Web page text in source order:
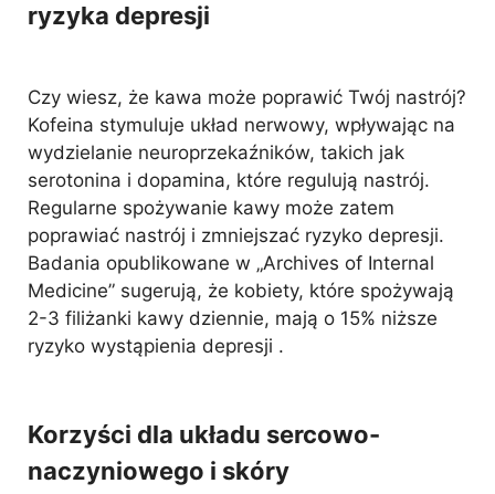
ryzyka depresji
Czy wiesz, że kawa może poprawić Twój nastrój?
Kofeina stymuluje układ nerwowy, wpływając na
wydzielanie neuroprzekaźników, takich jak
serotonina i dopamina, które regulują nastrój.
Regularne spożywanie kawy może zatem
poprawiać nastrój i zmniejszać ryzyko depresji.
Badania opublikowane w „Archives of Internal
Medicine” sugerują, że kobiety, które spożywają
2-3 filiżanki kawy dziennie, mają o 15% niższe
ryzyko wystąpienia depresji .
Korzyści dla układu sercowo-
naczyniowego i skóry